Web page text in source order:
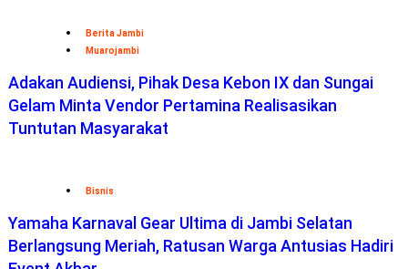
Berita Jambi
Muarojambi
Adakan Audiensi, Pihak Desa Kebon IX dan Sungai
Gelam Minta Vendor Pertamina Realisasikan
Tuntutan Masyarakat
Bisnis
Yamaha Karnaval Gear Ultima di Jambi Selatan
Berlangsung Meriah, Ratusan Warga Antusias Hadiri